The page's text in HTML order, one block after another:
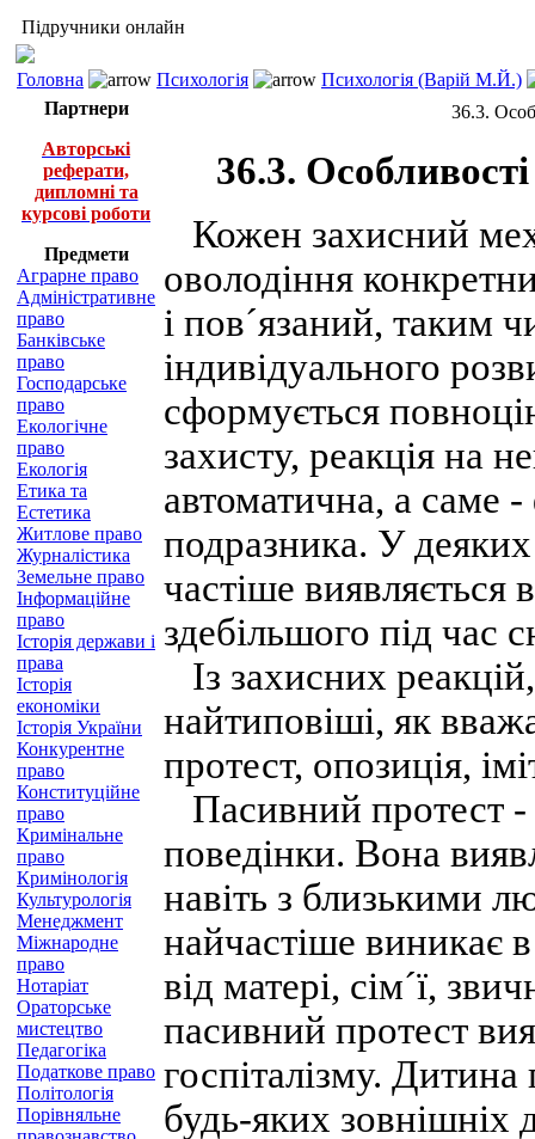
Підручники онлайн
Головна Психологія
Психологія (Варій М.Й.)
Партнери
Авторські
реферати,
дипломні та
курсові роботи
Предмети
Аграрне право
Адміністративне
право
Банківське
право
Господарське
право
Екологічне
право
Екологія
Етика та
Естетика
Житлове право
Журналістика
Земельне право
Інформаційне
право
Історія держави і
права
Історія
економіки
Історія України
Конкурентне
право
Конституційне
право
Кримінальне
право
Кримінологія
Культурологія
Менеджмент
Міжнародне
право
Нотаріат
Ораторське
мистецтво
Педагогіка
Податкове право
Політологія
Порівняльне
36.3.
36.3.
Кожен захисний
оволодіння
і пов´язаний, таким
індивідуального
сформується
захисту, реакція на
автоматична, а саме -
подразника. У
частіше виявляється
здебільшого під час
Із захисних
найтиповіші, як
протест, опозиція,
Пасивний протест -
поведінки. Вона
навіть з близькими
найчастіше виникає
від матері, сім´ї,
пасивний протест
госпіталізму. Дитина
будь-яких зовнішніх